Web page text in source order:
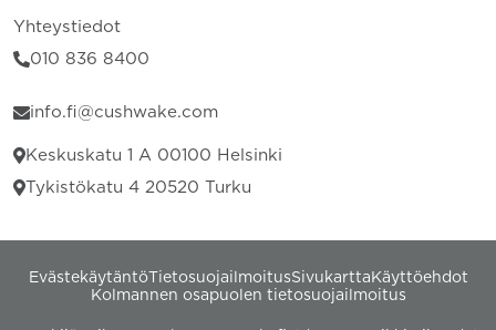
Yhteystiedot
010 836 8400
info.fi@cushwake.com
Keskuskatu 1 A 00100 Helsinki
Tykistökatu 4 20520 Turku
EvästekäytäntöTietosuojailmoitusSivukartta Käyttöehdot
Kolmannen osapuolen tietosuojailmoitus